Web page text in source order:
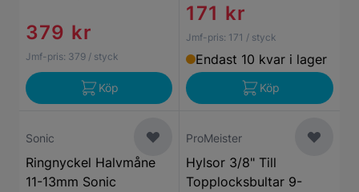
379 kr
Jmf-pris: 379 / styck
Köp
171 kr
Jmf-pris: 171 / styck
Endast 10 kvar i lager
Köp
Sonic
Ringnyckel Halvmåne
11-13mm Sonic
ProMeister
Hylsor 3/8" Till
Topplocksbultar 9-